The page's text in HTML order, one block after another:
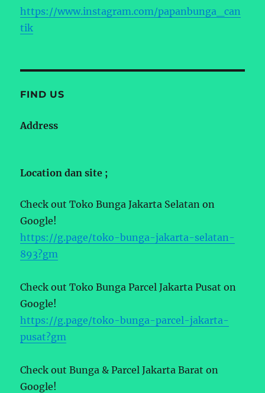
https://www.instagram.com/papanbunga_can
tik
FIND US
Address
Location dan site ;
Check out Toko Bunga Jakarta Selatan on
Google!
https://g.page/toko-bunga-jakarta-selatan-
893?gm
Check out Toko Bunga Parcel Jakarta Pusat on
Google!
https://g.page/toko-bunga-parcel-jakarta-
pusat?gm
Check out Bunga & Parcel Jakarta Barat on
Google!